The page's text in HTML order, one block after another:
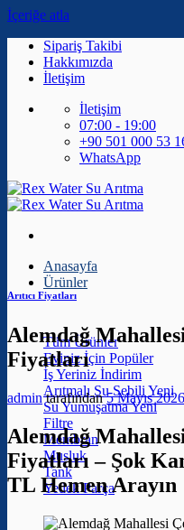
İçeriğe atla
Sipariş Takibi
Hakkımızda
İletişim
İletişim
07:00 - 19:00
+90 501 000 53
WhatsApp
Anasayfa
Ürünler
Tüm Ürünler
Eviniz İçin
İş Yeriniz
Arıtmalı Su Sebili
Su Yumuşatma
Filtre
Membran
Musluk
Tank
Yedek Parça
Arıtıcı Fiyatları
Alemdağ
Fiyatları
admintarafından 5 Mayıs 2026
Alemdağ
Fiyatları – Şok
TL Hemen Arayın